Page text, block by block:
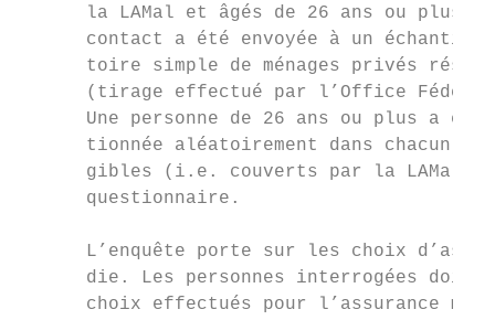
la LAMal et âgés de 26 ans ou plus.
contact a été envoyée à un
toire simple de ménages privés
(tirage effectué par l’Office
Une personne de 26 ans ou plus a
tionnée aléatoirement dans chacun
gibles (i.e. couverts par la LAMal)
      questionnaire.
L’enquête porte sur les choix
die. Les personnes interrogées
choix effectués pour l’assurance